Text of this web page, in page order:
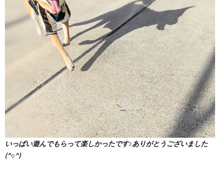
いっぱい遊んでもらって楽しかったです♪ありがとうございました
(^○^)